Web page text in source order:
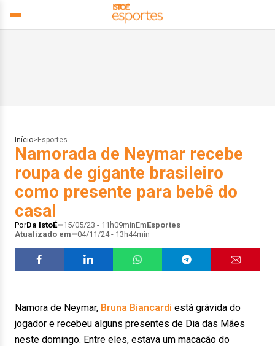
Início> Esportes
Namorada de Neymar recebe
roupa de gigante brasileiro
como presente para bebê do
casal
PorDa IstoÉ 15/05/23 - 11h09minEmEsportes
Atualizado em
04/11/24 - 13h44min
Namora de Neymar, Bruna Biancardi está grávida do
jogador e recebeu alguns presentes de Dia das Mães
neste domingo. Entre eles, estava um macacão do